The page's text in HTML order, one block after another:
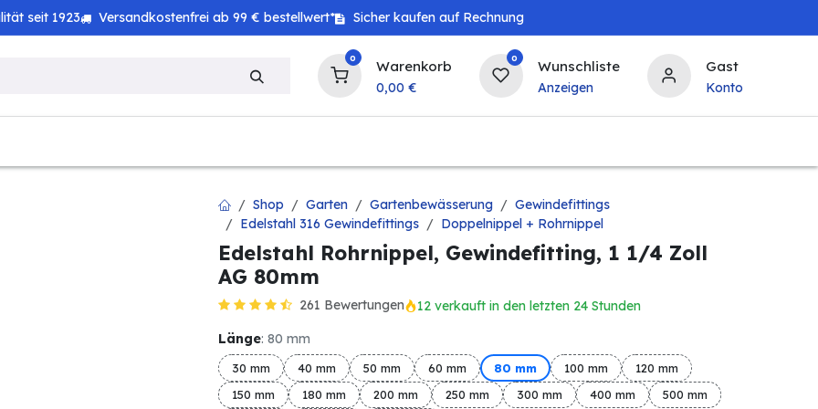
seit 1923 Versandkostenfrei ab 99 € bestellwert* Sicher kaufen auf Rechnung
0 Warenkorb
0,00 €
0 Wunschliste
Anzeigen
Gast
Konto
Shop Garten Gartenbewässerung
Gewindefittings
Edelstahl 316 Gewindefittings
Doppelnippel + Rohrnippel
Edelstahl Rohrnippel, Gewindefitting, 1 1/4 Zoll
AG 80mm
261 Bewertungen 12 verkauft in den letzten 24 Stunden
Länge: 80 mm
30 mm 40 mm 50 mm 60 mm 80 mm 100 mm
120 mm
150 mm
180 mm 200 mm 250 mm 300 mm 400 mm
500 mm